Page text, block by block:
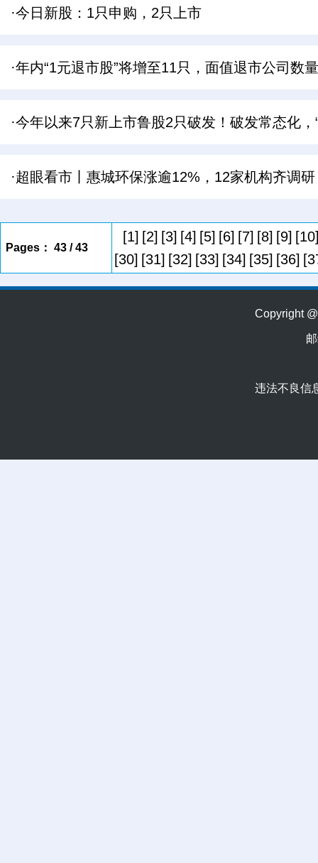
·今日新股：1只申购，2只上市
·年内“1元退市股”将增至11只，面值退市公司数
·今年以来7只新上市鲁股2只破发！破发常态化，
·超眼看市丨惠城环保涨逾12%，12家机构齐调研
Pages： 43 / 43
[1] [2] [3] [4] [5] [6] [7] [8] [9]
[30] [31] [32] [33] [34] [35] [36]
Copyright
违法不良信